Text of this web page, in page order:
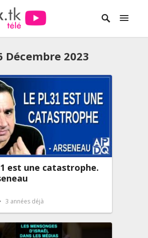
Décembre 2023
est une catastrophe.
3 années déjà